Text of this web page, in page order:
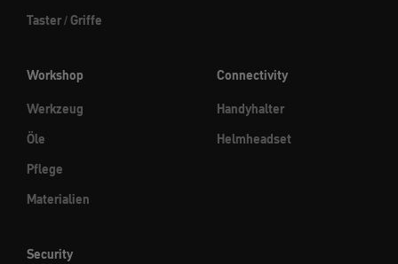
Taster / Griffe
Workshop
Werkzeug
Öle
Pflege
Materialien
Connectivity
Handyhalter
Helmheadset
Security